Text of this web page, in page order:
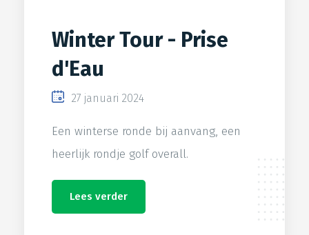
Winter Tour - Prise
d'Eau
27 januari 2024
Een winterse ronde bij aanvang, een
heerlijk rondje golf overall.
Lees verder